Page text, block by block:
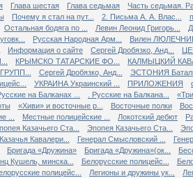
Глава шестая Глава седьмая
Часть седьмая.
Почему я стал на пут... 2. Письма А. А. Влас...
Остальная бодяга по ... Левин Леонид Григорь...
Русская Народная Арм...
Вилен
Информация о сайте Сергей Дробязко, Анд...
КРЫМСКО ТАТАРСКИЕ ФО...
КАЛМЫЦКИЙ
Сергей Дробязко, Анд...
ЭСТОНИЯ
УКРАИНА Украинский ... ПРИЛОЖЕНИЯ
на Балканах ... . Русские на Балкана...
«Хиви» и восточные р... Восточные полки
...
Местные полицейские ... Локотский дебют
Казачьего Ста... Эпопея Казачьего Ста...
Кавалери... Генерал Смысловский ...
Бригада «Дружина» Бригада «Дружина»(ок...
Кушель, минска... Белорусские полицейс...
полицейс... Легионы и дружины ук...